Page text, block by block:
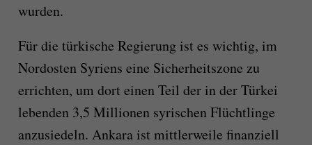
wurden.
Für die türkische Regierung ist es wichtig, im
Nordosten Syriens eine Sicherheitszone zu
errichten, um dort einen Teil der in der Türkei
lebenden 3,5 Millionen syrischen Flüchtlinge
anzusiedeln. Ankara ist mittlerweile finanziell